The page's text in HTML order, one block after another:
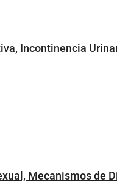
Incontinencia
Mecanismos de